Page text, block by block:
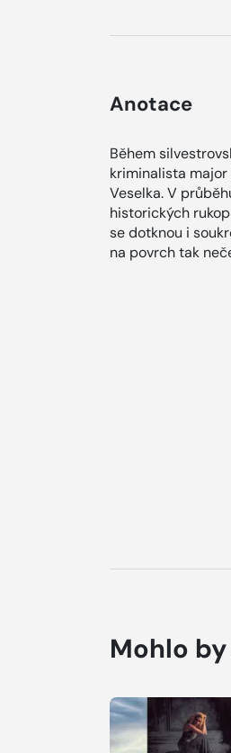
Anotace
Během
kriminalista major
Veselka. V
historických
se dotknou i
na povrch tak
Mohlo